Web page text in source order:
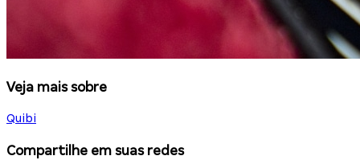
Veja mais sobre
Quibi
Compartilhe em suas redes